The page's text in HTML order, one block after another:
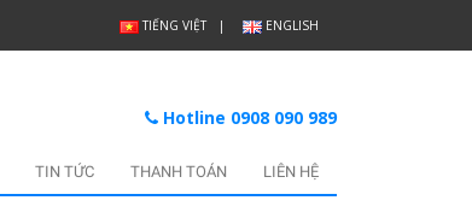
TIẾNG VIỆT ENGLISH
Hotline 0908 090 989
TIN TỨC THANH TOÁN LIÊN HỆ